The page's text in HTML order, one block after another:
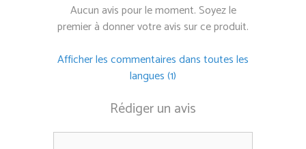
Aucun avis pour le moment. Soyez le
premier à donner votre avis sur ce produit.
Afficher les commentaires dans toutes les
langues (1)
Rédiger un avis
Commentaire